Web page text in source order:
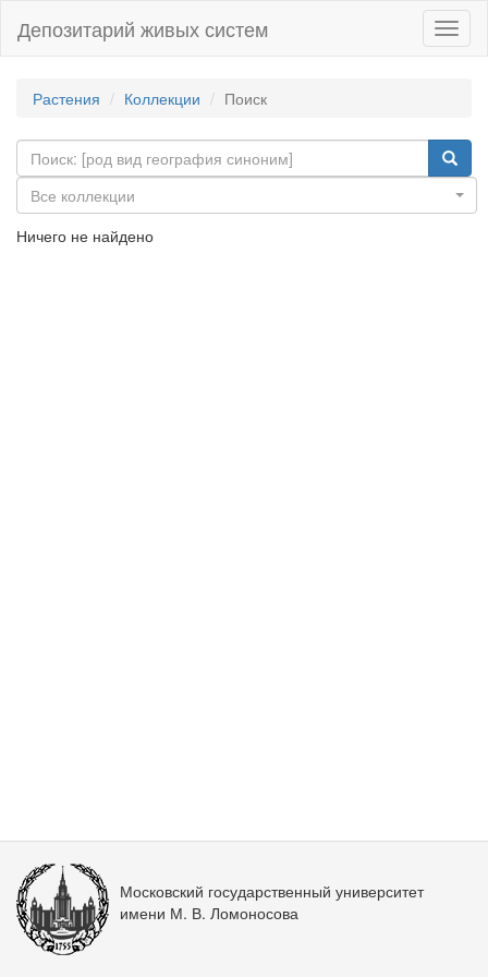
Депозитарий живых систем
Растения Коллекции Поиск
Все коллекции
Ничего не найдено
Московский государственный университет
имени М. В. Ломоносова